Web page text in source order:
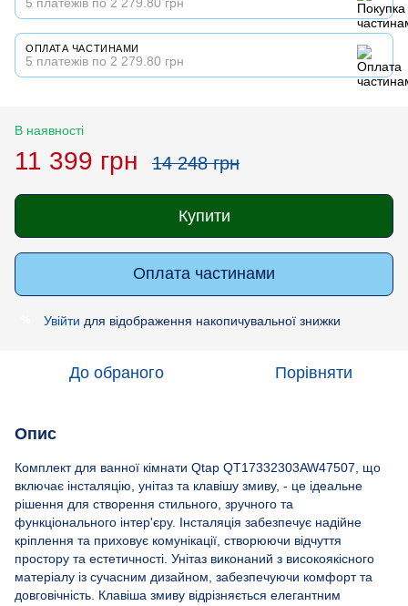
ОПЛАТА ЧАСТИНАМИ
5 платежів по 2 279.80 грн
В наявності
11 399 грн 14 248 грн
Купити
Оплата частинами
Увійти для відображення накопичувальної знижки
До обраного Порівняти
Опис
Комплект для ванної кімнати Qtap QT17332303AW47507, що
включає інсталяцію, унітаз та клавішу змиву, - це ідеальне
рішення для створення стильного, зручного та
функціонального інтер'єру. Інсталяція забезпечує надійне
кріплення та приховує комунікації, створюючи відчуття
простору та естетичності. Унітаз виконаний з високоякісного
матеріалу із сучасним дизайном, забезпечуючи комфорт та
довговічність. Клавіша змиву відрізняється елегантним